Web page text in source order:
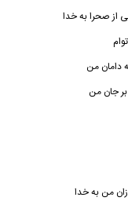
از صحرا به خدا
دامان من
جان من
من به خدا